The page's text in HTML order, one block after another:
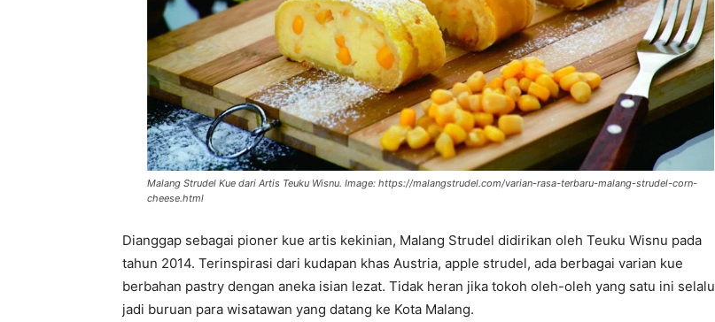
Malang Strudel Kue dari Artis Teuku Wisnu. Image: https://malangstrudel.com/varian-rasa-terbaru-malang-strudel-corn-
cheese.html
Dianggap sebagai pioner kue artis kekinian, Malang Strudel didirikan oleh Teuku Wisnu pada
tahun 2014. Terinspirasi dari kudapan khas Austria, apple strudel, ada berbagai varian kue
berbahan pastry dengan aneka isian lezat. Tidak heran jika tokoh oleh-oleh yang satu ini selalu
jadi buruan para wisatawan yang datang ke Kota Malang.